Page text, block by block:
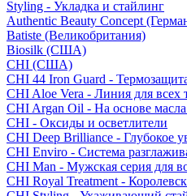
Styling - Укладка и стайлинг
Authentic Beauty Concept
Batiste (Великобритания)
Biosilk (США)
CHI (США)
CHI 44 Iron Guard -
CHI Aloe Vera - Линия для всех
CHI Argan Oil - На основе
CHI - Оксиды и осветлители
CHI Deep Brilliance - Глубокое
CHI Enviro - Система
CHI Man - Мужская серия для
CHI Royal Treatment -